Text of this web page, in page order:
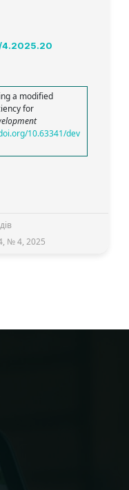
4.2025.20
a modified
for
10.63341/dev
№ 4, 2025